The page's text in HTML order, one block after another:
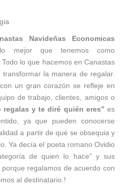
Navideñas Economicas
mejor que tenemos como
Todo loque hacemos en Canastas
la manera de regalar.
un gran corazón se refleje en
de trabajo, clientes, amigos o
regalas y te diré quién eres” es
ya que pueden conocerse
a partir de qué se obsequia y
Ya decía el poeta romano Ovidio
de quien lo hace” y sus
regalamos de acuerdo con
al destinatario.!